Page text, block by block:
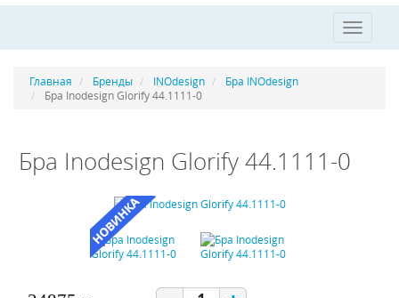
Toggle
Главная Бренды INOdesign
Бра INOdesign
Бра Inodesign Glorify 44.1111-0
Бра Inodesign Glorify 44.1111-0